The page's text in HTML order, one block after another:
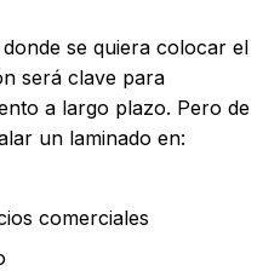
se quiera colocar el
será clave para
a largo plazo. Pero de
un laminado en:
comerciales